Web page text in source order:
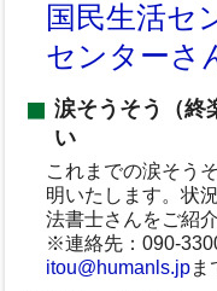
国民生活セ
センターさ
涙そうそう（終
い
これまでの涙そう
明いたします。状
法書士さんをご紹
※連絡先：090-
itou@humanls.jpま